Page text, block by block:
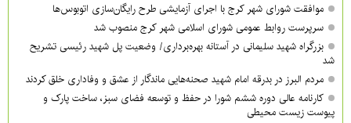
موافقت شورای شهر کرج با اجرای آزمایشی طرح رایگان‌سازی اتوبوس‌ها
سرپرست روابط عمومی شورای اسلامی شهر کرج منصوب شد
بزرگراه شهید سلیمانی در آستانه بهره‌برداری/ وضعیت پل شهید رئیسی تشریح
شد
مردم البرز در بدرقه امام شهید صحنه‌هایی ماندگار از عشق و وفاداری خلق کردند
کارنامه عالی دوره ششم شورا در حفظ و توسعه فضای سبز، ساخت پارک و
پیوست زیست محیطی